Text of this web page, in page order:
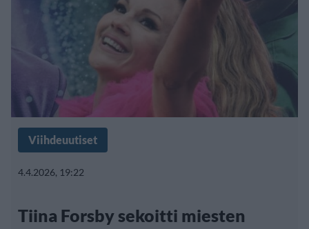
Viihdeuutiset
4.4.2026, 19:22
Tiina Forsby sekoitti miesten